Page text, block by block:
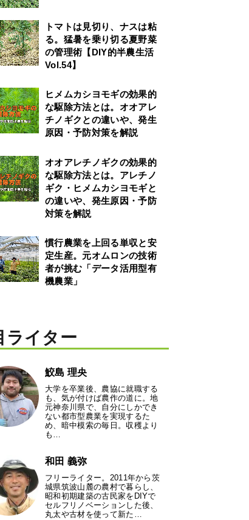
トマトは見切り、ナスは粘
る。猛暑を乗り切る夏野菜
の管理術【DIY的半農生活
Vol.54】
ヒメムカシヨモギの効果的
な駆除方法とは。オオアレ
チノギクとの違いや、発生
原因・予防対策を解説
オオアレチノギクの効果的
な駆除方法とは。アレチノ
ギク・ヒメムカシヨモギと
の違いや、発生原因・予防
対策を解説
慣行農業を上回る単収と安
定生産。元オムロンの技術
者が挑む「データ活用型有
機農業」
ライター
鮫島 理央
大学を卒業後、農協に就職する
も、気が付けば農作の道に。地
元神奈川県で、自分にしかでき
ない都市型農業を実現するた
め、暗中模索の毎日。収穫より
も…
和田 義弥
フリーライター。2011年から茨
城県筑波山麓の農村で暮らし、
昭和初期建築の古民家をDIYで
セルフリノベーションした後、
丸太や古材を使って新た…